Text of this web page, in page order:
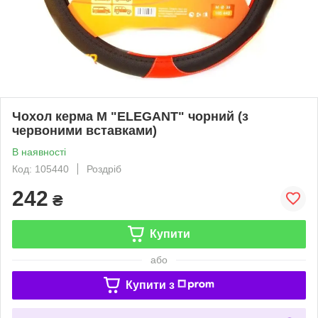
Чохол керма M "ELEGANT" чорний (з
червоними вставками)
В наявності
Код: 105440
Роздріб
242 ₴
Купити
або
Купити з